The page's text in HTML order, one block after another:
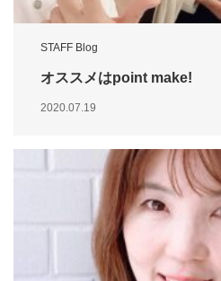
STAFF Blog
オススメはpoint make!
2020.07.19